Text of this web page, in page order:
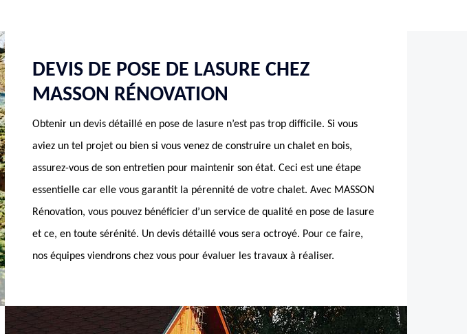
DEVIS DE POSE DE LASURE CHEZ
MASSON RÉNOVATION
Obtenir un devis détaillé en pose de lasure n’est pas trop difficile. Si vous
aviez un tel projet ou bien si vous venez de construire un chalet en bois,
assurez-vous de son entretien pour maintenir son état. Ceci est une étape
essentielle car elle vous garantit la pérennité de votre chalet. Avec MASSON
Rénovation, vous pouvez bénéficier d’un service de qualité en pose de lasure
et ce, en toute sérénité. Un devis détaillé vous sera octroyé. Pour ce faire,
nos équipes viendrons chez vous pour évaluer les travaux à réaliser.